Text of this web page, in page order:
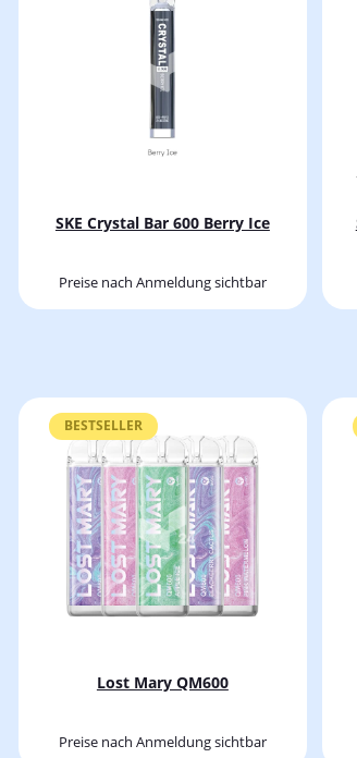
SKE Crystal Bar 600 Berry Ice
Preise nach Anmeldung sichtbar
BESTSELLER
Lost Mary QM600
Preise nach Anmeldung sichtbar